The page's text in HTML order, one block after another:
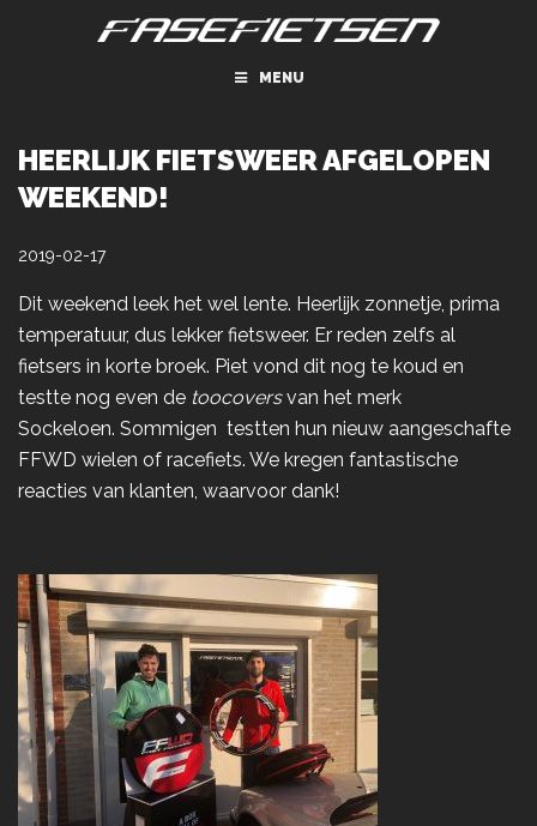
MENU
HEERLIJK FIETSWEER AFGELOPEN
WEEKEND!
2019-02-17
Dit weekend leek het wel lente. Heerlijk zonnetje, prima
temperatuur, dus lekker fietsweer. Er reden zelfs al
fietsers in korte broek. Piet vond dit nog te koud en
testte nog even de toocoversvan het merk
Sockeloen. Sommigen testten hun nieuw aangeschafte
FFWD wielen of racefiets. We kregen fantastische
reacties van klanten, waarvoor dank!